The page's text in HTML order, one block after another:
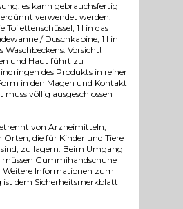
es kann gebrauchsfertig
verwendet werden.
Toilettenschüssel, 1 l in das
/ Duschkabine, 1 l in
Waschbeckens. Vorsicht!
und Haut führt zu
des Produkts in reiner
in den Magen und Kontakt
völlig ausgeschlossen
von Arzneimitteln,
Orten, die für Kinder und Tiere
zu lagern. Beim Umgang
Gummihandschuhe
Weitere Informationen zum
ist dem Sicherheitsmerkblatt